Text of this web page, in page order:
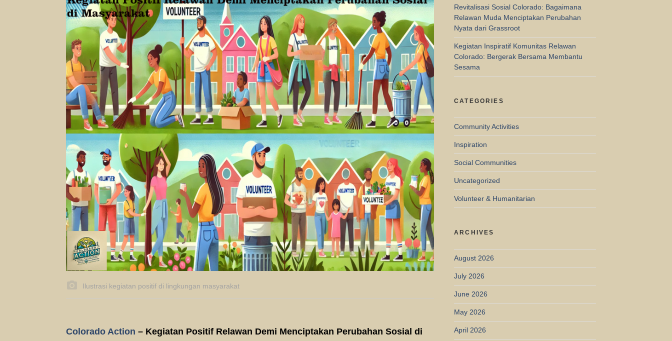
Ilustrasi kegiatan positif di lingkungan masyarakat
Colorado Action – Kegiatan Positif Relawan Demi Menciptakan Perubahan Sosial di
Revitalisasi Sosial Colorado: Bagaimana
Relawan Muda Menciptakan Perubahan
Nyata dari Grassroot
Kegiatan Inspiratif Komunitas Relawan
Colorado: Bergerak Bersama Membantu
Sesama
CATEGORIES
Community Activities
Inspiration
Social Communities
Uncategorized
Volunteer & Humanitarian
ARCHIVES
August 2026
July 2026
June 2026
May 2026
April 2026